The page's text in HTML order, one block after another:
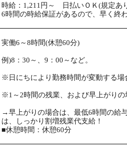
時給：1,211円～ 日払いＯＫ(規定あ
6時間の時給保証があるので、早く終
実働6～8時間(休憩60分)
例)8：30～、9：00～など。
※日にちにより勤務時間が変動する場
※1～2時間の残業、および早上がりの
→早上がりの場合は、最低6時間の給
は、しっかり割増残業代支給！
■休憩時間：休憩60分